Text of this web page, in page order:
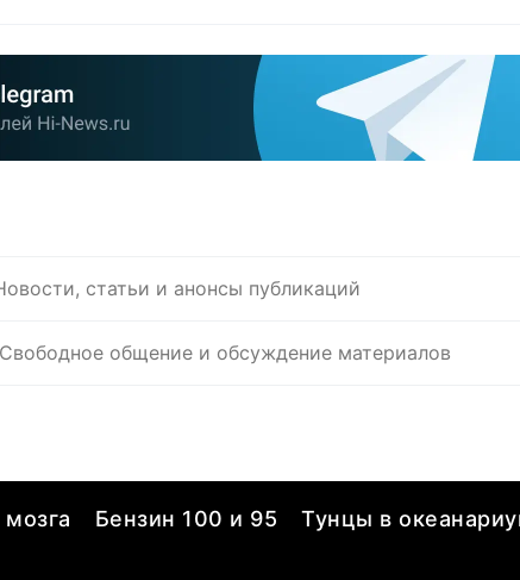
статьи и анонсы публикаций
Свободное общение и обсуждение материалов
Бензин 100 и 95 Тунцы в